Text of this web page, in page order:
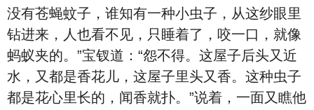
没有苍蝇蚊子，谁知有一种小虫子，从这纱眼里
钻进来，人也看不见，只睡着了，咬一口，就像
蚂蚁夹的。”宝钗道：“怨不得。这屋子后头又近
水，又都是香花儿，这屋子里头又香。这种虫子
都是花心里长的，闻香就扑。”说着，一面又瞧他